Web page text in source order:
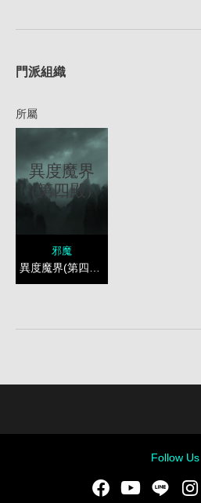
門派組織
所屬
異度魔界
(第四殿)
邪魔
異度魔界(第四殿)
Follow Us
FacebookYoutubeLINE